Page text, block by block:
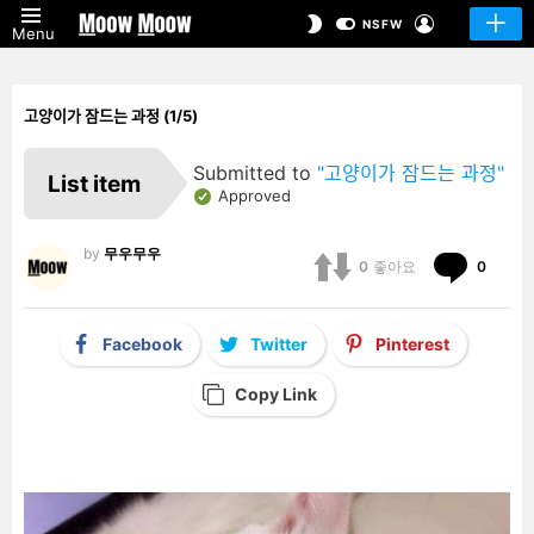
Menu
SWITCHNSFW
고양이가 잠드는 과정 (1/5)
List item Submitted to "고양이가 잠드는 과정"
Approved
by 무우무우
0 좋아요 0
Facebook Twitter Pinterest
Copy Link